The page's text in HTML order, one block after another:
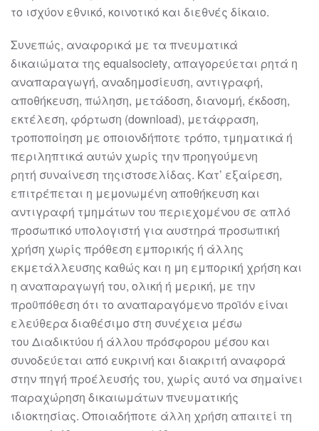
το ισχύον εθνικό, κοινοτικό και διεθνές δίκαιο.
Συνεπώς, αναφορικά με τα πνευματικά
δικαιώματα της equalsociety, απαγορεύεται ρητά η
αναπαραγωγή, αναδημοσίευση, αντιγραφή,
αποθήκευση, πώληση, μετάδοση, διανομή, έκδοση,
εκτέλεση, φόρτωση (download), μετάφραση,
τροποποίηση με οποιονδήποτε τρόπο, τμηματικά ή
περιληπτικά αυτών χωρίς την προηγούμενη
ρητή συναίνεση τηςιστοσελίδας. Κατ’ εξαίρεση,
επιτρέπεται η μεμονωμένη αποθήκευση και
αντιγραφή τμημάτων του περιεχομένου σε απλό
προσωπικό υπολογιστή για αυστηρά προσωπική
χρήση χωρίς πρόθεση εμπορικής ή άλλης
εκμετάλλευσης καθώς και η μη εμπορική χρήση και
η αναπαραγωγή του, ολική ή μερική, με την
προϋπόθεση ότι το αναπαραγόμενο προϊόν είναι
ελεύθερα διαθέσιμο στη συνέχεια μέσω
του Διαδικτύου ή άλλου πρόσφορου μέσου και
συνοδεύεται από ευκρινή και διακριτή αναφορά
στην πηγή προέλευσής του, χωρίς αυτό να σημαίνει
παραχώρηση δικαιωμάτων πνευματικής
ιδιοκτησίας. Οποιαδήποτε άλλη χρήση απαιτεί τη